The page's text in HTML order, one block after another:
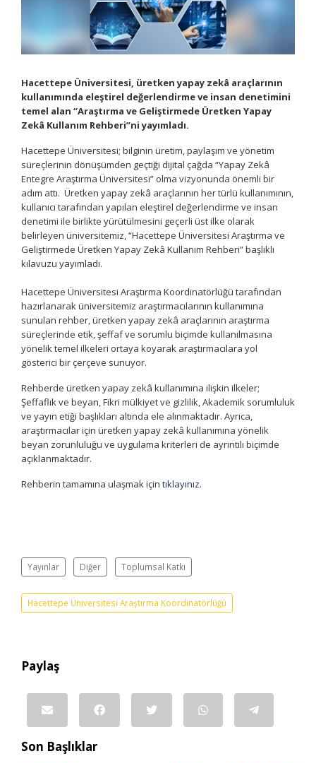
Hacettepe Üniversitesi, üretken yapay zekâ araçlarının
kullanımında eleştirel değerlendirme ve insan denetimini
temel alan “Araştırma ve Geliştirmede Üretken Yapay
Zekâ Kullanım Rehberi”ni yayımladı.
Hacettepe Üniversitesi; bilginin üretim, paylaşım ve yönetim
süreçlerinin dönüşümden geçtiği dijital çağda “Yapay Zekâ
Entegre Araştırma Üniversitesi” olma vizyonunda önemli bir
adım attı. Üretken yapay zekâ araçlarının her türlü kullanımının,
kullanıcı tarafından yapılan eleştirel değerlendirme ve insan
denetimi ile birlikte yürütülmesini geçerli üst ilke olarak
belirleyen üniversitemiz, “Hacettepe Üniversitesi Araştırma ve
Geliştirmede Üretken Yapay Zekâ Kullanım Rehberi” başlıklı
kılavuzu yayımladı.
Hacettepe Üniversitesi Araştırma Koordinatörlüğü tarafından
hazırlanarak üniversitemiz araştırmacılarının kullanımına
sunulan rehber, üretken yapay zekâ araçlarının araştırma
süreçlerinde etik, şeffaf ve sorumlu biçimde kullanılmasına
yönelik temel ilkeleri ortaya koyarak araştırmacılara yol
gösterici bir çerçeve sunuyor.
Rehberde üretken yapay zekâ kullanımına ilişkin ilkeler;
Şeffaflık ve beyan, Fikri mülkiyet ve gizlilik, Akademik sorumluluk
ve yayın etiği başlıkları altında ele alınmaktadır. Ayrıca,
araştırmacılar için üretken yapay zekâ kullanımına yönelik
beyan zorunluluğu ve uygulama kriterleri de ayrıntılı biçimde
açıklanmaktadır.
Rehberin tamamına ulaşmak için tıklayınız.
Yayınlar Diğer Toplumsal Katkı
Hacettepe Üniversitesi Araştırma Koordinatörlüğü
Paylaş
Son Başlıklar